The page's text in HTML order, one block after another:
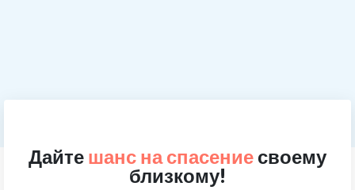
Дайте шанс на спасение своему
близкому!